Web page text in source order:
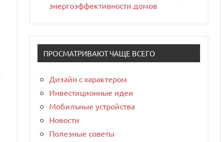
энергоэффективности домов
ПРОСМАТРИВАЮТ ЧАЩЕ ВСЕГО
Дизайн с характером
Инвестиционные идеи
Мобильные устройства
Новости
Полезные советы